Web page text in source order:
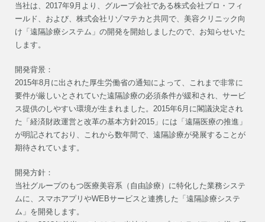
当社は、2017年9月より、グループ会社である株式会社プロ・フィ
ールド、および、株式会社リゾマテカと共同で、美容クリニック向
け「遠隔診療システム」の開発を開始しましたので、お知らせいた
します。
開発背景：
2015年8月に出された厚生労働省の通知によって、これまで非常に
要件が厳しいとされていた遠隔診療の必須条件が緩和され、サービ
ス提供のしやすい環境が生まれました。2015年6月に閣議決定され
た「経済財政運営と改革の基本方針2015」には「遠隔医療の推進」
が明記されており、これから数年間で、遠隔診療が発展することが
期待されています。
開発方針：
当社グループのもつ医療美容系（自由診療）に特化した業務システ
ムに、スマホアプリやWEBサービスと連携した「遠隔診療システ
ム」を開発します。